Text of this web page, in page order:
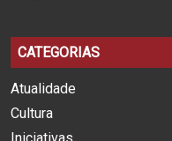
CATEGORIAS
Atualidade
Cultura